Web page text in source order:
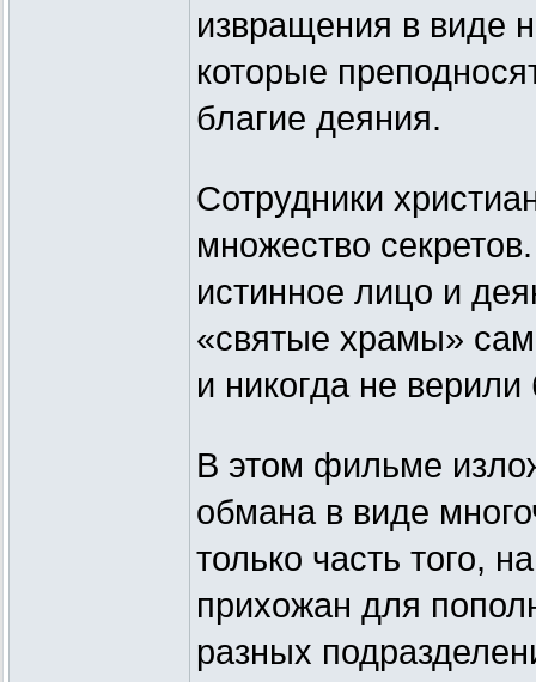
извращения в виде
которые
благие деяния.
Сотрудники
множество
истинное лицо и
«святые храмы»
и никогда не
В этом фильме
обмана в виде
только часть того,
прихожан для
разных